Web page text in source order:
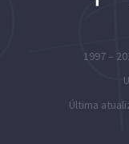
1997 –
Última